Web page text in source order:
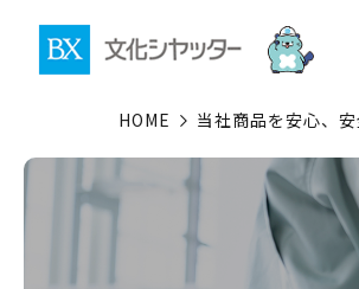
HOME 当社商品を安心、